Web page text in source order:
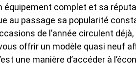
équipement complet et sa
au passage sa popularité
de l’année circulent
offrir un modèle quasi neuf
une manière d’accéder à